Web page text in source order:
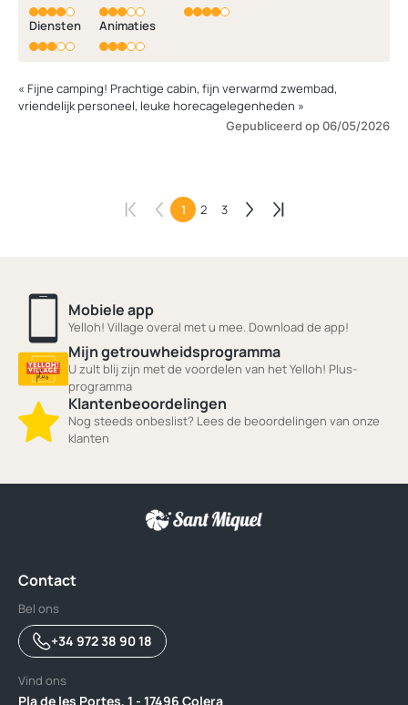
Diensten Animaties
« Fijne camping! Prachtige cabin, fijn verwarmd zwembad,
vriendelijk personeel, leuke horecagelegenheden »
Gepubliceerd op 06/05/2026
1 2 3
Mobiele app
Yelloh! Village overal met u mee. Download de app!
Mijn getrouwheidsprogramma
U zult blij zijn met de voordelen van het Yelloh! Plus-
programma
Klantenbeoordelingen
Nog steeds onbeslist? Lees de beoordelingen van onze
klanten
Contact
Bel ons
+34 972 38 90 18
Vind ons
Pla de les Portes, 1 - 17496 Colera